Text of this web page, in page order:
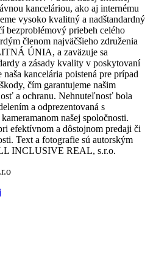
kanceláriou, ako aj internému
vysoko kvalitný a nadštandardný
bezproblémový priebeh celého
členom najväčšieho združenia
ÚNIA, a zaväzuje sa
a zásady kvality v poskytovaní
kancelária poistená pre prípad
čím garantujeme našim
a ochranu. Nehnuteľnosť bola
a odprezentovaná s
našej spoločnosti.
efektívnom a dôstojnom predaji či
Text a fotografie sú autorským
INCLUSIVE REAL, s.r.o.